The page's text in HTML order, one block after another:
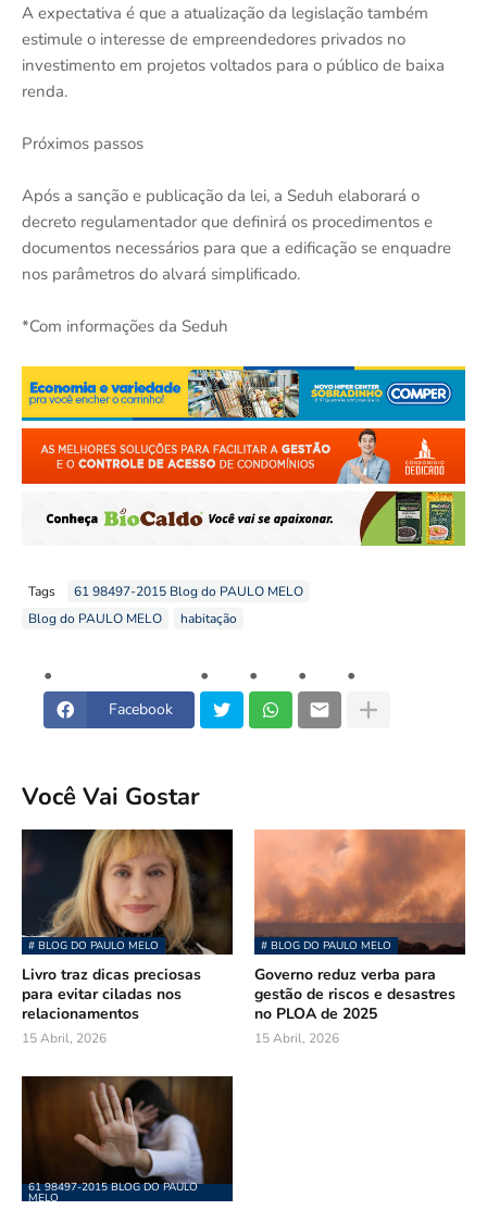
A expectativa é que a atualização da legislação também
estimule o interesse de empreendedores privados no
investimento em projetos voltados para o público de baixa
renda.
Próximos passos
Após a sanção e publicação da lei, a Seduh elaborará o
decreto regulamentador que definirá os procedimentos e
documentos necessários para que a edificação se enquadre
nos parâmetros do alvará simplificado.
*Com informações da Seduh
Tags
61 98497-2015 Blog do PAULO MELO
Blog do PAULO MELO
habitação
Facebook
Você Vai Gostar
# BLOG DO PAULO MELO
Livro traz dicas preciosas
para evitar ciladas nos
relacionamentos
15 Abril, 2026
# BLOG DO PAULO MELO
Governo reduz verba para
gestão de riscos e desastres
no PLOA de 2025
15 Abril, 2026
61 98497-2015 BLOG DO PAULO
MELO